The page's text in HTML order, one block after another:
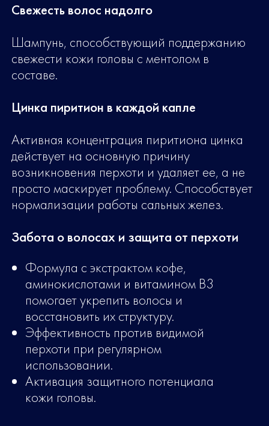
Свежесть волос надолго
Шампунь, способствующий поддержанию
свежести кожи головы с ментолом в
составе.
Цинка пиритион в каждой капле
Активная концентрация пиритиона цинка
действует на основную причину
возникновения перхоти и удаляет ее, а не
просто маскирует проблему. Способствует
нормализации работы сальных желез.
Забота о волосах и защита от перхоти
Формула с экстрактом кофе,
аминокислотами и витамином В3
помогает укрепить волосы и
восстановить их структуру.
Эффективность против видимой
перхоти при регулярном
использовании.
Активация защитного потенциала
кожи головы.